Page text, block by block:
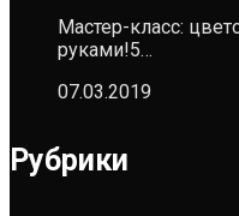
Мастер-класс:
руками!5…
07.03.2019
Рубрики